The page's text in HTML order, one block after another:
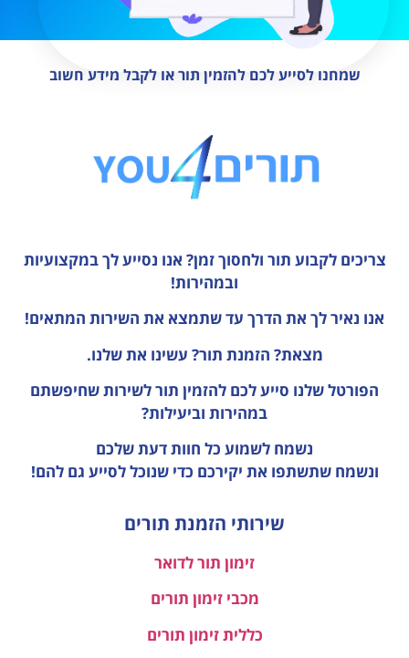
שמחנו לסייע לכם להזמין תור או לקבל מידע חשוב
צריכים לקבוע תור ולחסוך זמן? אנו נסייע לך במקצועיות
ובמהירות!
אנו נאיר לך את הדרך עד שתמצא את השירות המתאים!
מצאת? הזמנת תור? עשינו את שלנו.
הפורטל שלנו סייע לכם להזמין תור לשירות שחיפשתם
במהירות וביעילות?
נשמח לשמוע כל חוות דעתשלכם
ונשמח שתשתפו את יקירכם כדי שנוכל לסייע גם להם!
שירותי הזמנת תורים
זימון תור לדואר
מכבי זימון תורים
כללית זימון תורים